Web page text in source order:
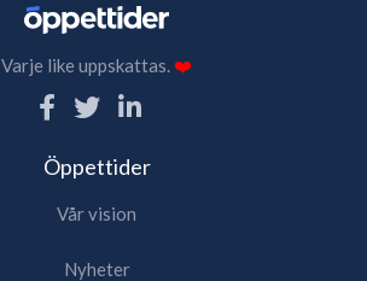
Varje like uppskattas.❤️
Öppettider
Vår vision
Nyheter